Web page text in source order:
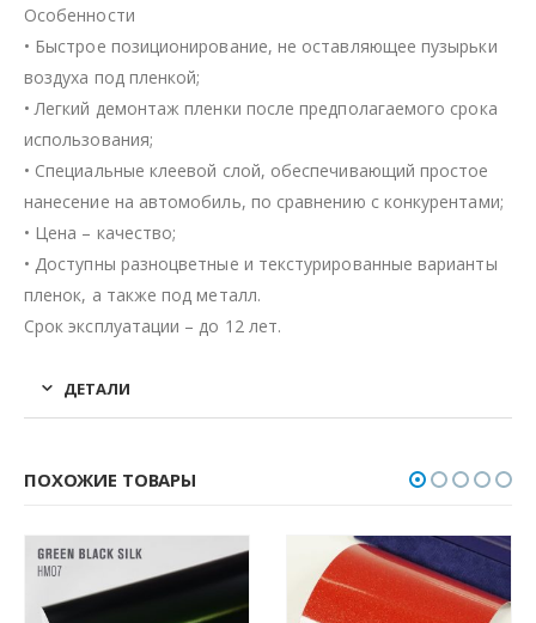
Особенности
• Быстрое позиционирование, не оставляющее пузырьки
воздуха под пленкой;
• Легкий демонтаж пленки после предполагаемого срока
использования;
• Специальные клеевой слой, обеспечивающий простое
нанесение на автомобиль, по сравнению с конкурентами;
• Цена – качество;
• Доступны разноцветные и текстурированные варианты
пленок, а также под металл.
Срок эксплуатации – до 12 лет.
ДЕТАЛИ
ПОХОЖИЕ ТОВАРЫ